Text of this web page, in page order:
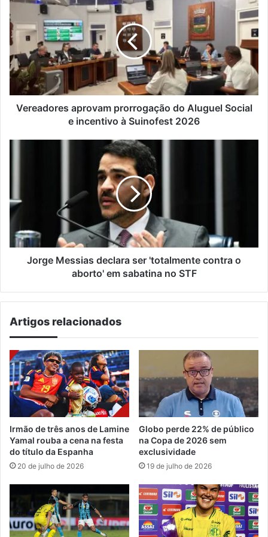
aprovam
prorrogação
do
Aluguel
Social
e
incentivo
à
Suinofest
Vereadores aprovam prorrogação do Aluguel Social
e incentivo à Suinofest 2026
contra
o
aborto'
em
sabatinaJorge Messias declara ser 'totalmente contra o
aborto' em sabatina no STF
Artigos relacionados
Irmão de três anos de Lamine
Yamal rouba a cena na festa
do título da Espanha
20 de julho de 2026
Globo perde 22% de público
na Copa de 2026 sem
exclusividade
19 de julho de 2026